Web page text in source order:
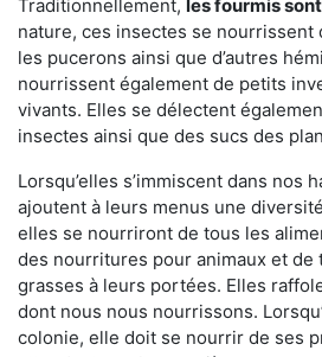
Traditionnellement, les fourmis
nature, ces insectes se nourrissent
les pucerons ainsi que d’autres
nourrissent également de petits
vivants. Elles se délectent
insectes ainsi que des sucs des
Lorsqu’elles s’immiscent dans nos
ajoutent à leurs menus une
elles se nourriront de tous les
des nourritures pour animaux et de
grasses à leurs portées. Elles
dont nous nous nourrissons.
colonie, elle doit se nourrir de ses